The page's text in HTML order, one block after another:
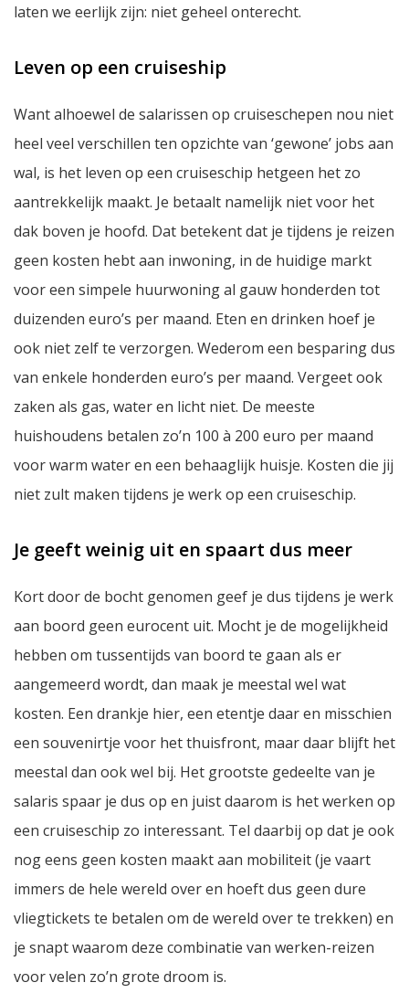
laten we eerlijk zijn: niet geheel onterecht.
Leven op een cruiseship
Want alhoewel de salarissen op cruiseschepen nou niet
heel veel verschillen ten opzichte van ‘gewone’ jobs aan
wal, is het leven op een cruiseschip hetgeen het zo
aantrekkelijk maakt. Je betaalt namelijk niet voor het
dak boven je hoofd. Dat betekent dat je tijdens je reizen
geen kosten hebt aan inwoning, in de huidige markt
voor een simpele huurwoning al gauw honderden tot
duizenden euro’s per maand. Eten en drinken hoef je
ook niet zelf te verzorgen. Wederom een besparing dus
van enkele honderden euro’s per maand. Vergeet ook
zaken als gas, water en licht niet. De meeste
huishoudens betalen zo’n 100 à 200 euro per maand
voor warm water en een behaaglijk huisje. Kosten die jij
niet zult maken tijdens je werk op een cruiseschip.
Je geeft weinig uit en spaart dus meer
Kort door de bocht genomen geef je dus tijdens je werk
aan boord geen eurocent uit. Mocht je de mogelijkheid
hebben om tussentijds van boord te gaan als er
aangemeerd wordt, dan maak je meestal wel wat
kosten. Een drankje hier, een etentje daar en misschien
een souvenirtje voor het thuisfront, maar daar blijft het
meestal dan ook wel bij. Het grootste gedeelte van je
salaris spaar je dus op en juist daarom is het werken op
een cruiseschip zo interessant. Tel daarbij op dat je ook
nog eens geen kosten maakt aan mobiliteit (je vaart
immers de hele wereld over en hoeft dus geen dure
vliegtickets te betalen om de wereld over te trekken) en
je snapt waarom deze combinatie van werken-reizen
voor velen zo’n grote droom is.